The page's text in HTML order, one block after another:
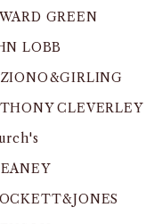
GREEN
LOBB
CLEVERLEY